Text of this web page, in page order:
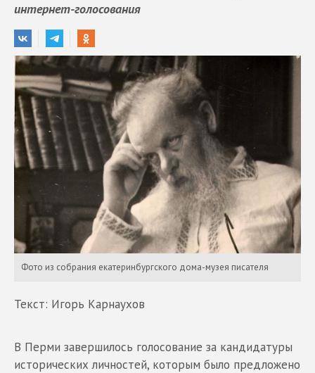
интернет-голосования
Фото из собрания екатеринбургского дома-музея писателя
Текст: Игорь Карнаухов
В Перми завершилось голосование за кандидатуры
исторических личностей, которым было предложено